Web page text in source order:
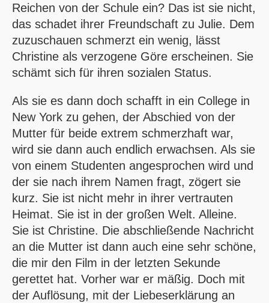
Reichen von der Schule ein? Das ist sie nicht,
das schadet ihrer Freundschaft zu Julie. Dem
zuzuschauen schmerzt ein wenig, lässt
Christine als verzogene Göre erscheinen. Sie
schämt sich für ihren sozialen Status.
Als sie es dann doch schafft in ein College in
New York zu gehen, der Abschied von der
Mutter für beide extrem schmerzhaft war,
wird sie dann auch endlich erwachsen. Als sie
von einem Studenten angesprochen wird und
der sie nach ihrem Namen fragt, zögert sie
kurz. Sie ist nicht mehr in ihrer vertrauten
Heimat. Sie ist in der großen Welt. Alleine.
Sie ist Christine. Die abschließende Nachricht
an die Mutter ist dann auch eine sehr schöne,
die mir den Film in der letzten Sekunde
gerettet hat. Vorher war er mäßig. Doch mit
der Auflösung, mit der Liebeserklärung an